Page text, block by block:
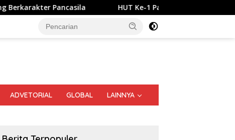
HUT Ke-1 Partai Rakyat Indonesia Berlangsung Meriah,
ADVETORIAL GLOBAL LAINNYA